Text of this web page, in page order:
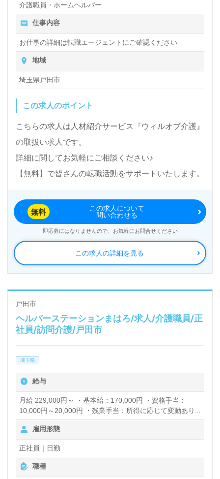
残業手当：44,000円～（30ｈ分） ・主任：45,000円～
（30ｈ分） ※毎月30時間残業があるということではな
く、手当支給額の試算による時間を記載しています。もし
超過した場合は別途支給。 ◇土日出勤手当：6,000円/月上
限 月給240000円 ＜応募資格＞ ●実務者研修 ●基礎研修 ●
ヘルパー1級 ●初任者研修 ●ヘルパー2級 ※60歳未満の方
（60歳定年制のため） ＜備考＞ ※各種手当含む ※経験等
により加算があります。 「基本給」191,000円～ ≪手当詳
細≫【昇給・賞与】 ※「雇用形態1」参照 賞与あり 昇給あ
介護職員・ホームヘルパー
仕事内容
お仕事の詳細は転職エージェントにご確認ください
地域
埼玉県戸田市
この求人のポイント
こちらの求人は人材紹介サービス『ウィルオブ介護』
の取扱い求人です。
詳細に関してお気軽にご相談ください♪
【無料】で皆さんの転職活動をサポートいたします。
この求人の詳細を見る
無料
この求人について
問い合わせる
即応募にはなりませんので、お気軽にお問合せください
戸田市
ヘルパーステーションまはろ/求人/介護職員/正
社員/訪問介護/戸田市
埼玉県
給与
月給 229,000円～ ・基本給：170,000円 ・資格手当：
10,000円～20,000円 ・残業手当：所得に応じて変動あり
・精皆勤手当：10,000円 ・処遇改善手当：10,000円 ・扶
養者手当：5,000円/人（最大２人まで） ・勤続手当（実績
による） ※試用期間中の基本給：月給155,400円 ※有期雇
用契約中の基本給：月給160,000円 （資格手当等は正社員
転換後と同様）
雇用形態
正社員｜日勤
職種